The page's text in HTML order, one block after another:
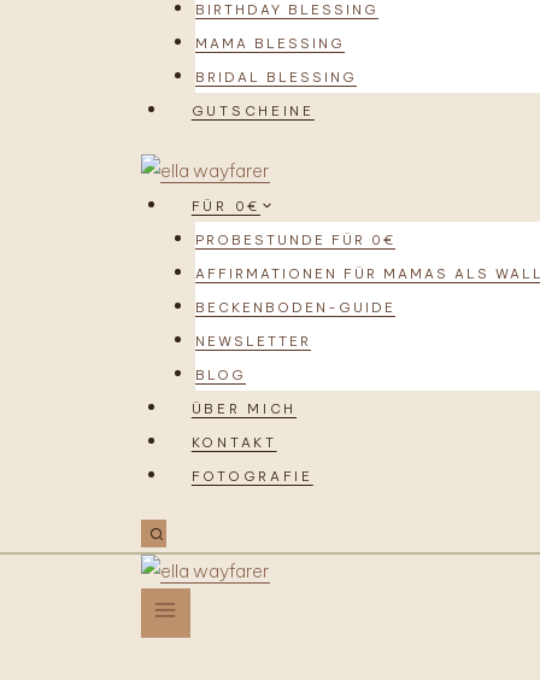
BIRTHDAY BLESSING
MAMA BLESSING
BRIDAL BLESSING
GUTSCHEINE
FÜR 0€
PROBESTUNDE FÜR 0€
AFFIRMATIONEN FÜR MAMAS ALS
BECKENBODEN-GUIDE
NEWSLETTER
BLOG
ÜBER MICH
KONTAKT
FOTOGRAFIE